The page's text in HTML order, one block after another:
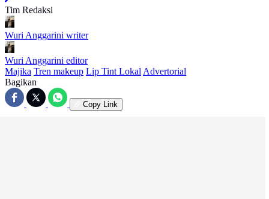
Tim Redaksi
Wuri Anggarini writer
Wuri Anggarini editor
Majika Tren makeup Lip Tint Lokal Advertorial
Bagikan
Copy Link